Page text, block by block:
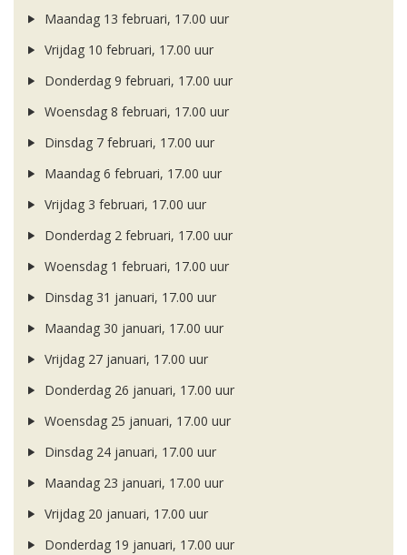
Maandag 13 februari, 17.00 uur
Vrijdag 10 februari, 17.00 uur
Donderdag 9 februari, 17.00 uur
Woensdag 8 februari, 17.00 uur
Dinsdag 7 februari, 17.00 uur
Maandag 6 februari, 17.00 uur
Vrijdag 3 februari, 17.00 uur
Donderdag 2 februari, 17.00 uur
Woensdag 1 februari, 17.00 uur
Dinsdag 31 januari, 17.00 uur
Maandag 30 januari, 17.00 uur
Vrijdag 27 januari, 17.00 uur
Donderdag 26 januari, 17.00 uur
Woensdag 25 januari, 17.00 uur
Dinsdag 24 januari, 17.00 uur
Maandag 23 januari, 17.00 uur
Vrijdag 20 januari, 17.00 uur
Donderdag 19 januari, 17.00 uur